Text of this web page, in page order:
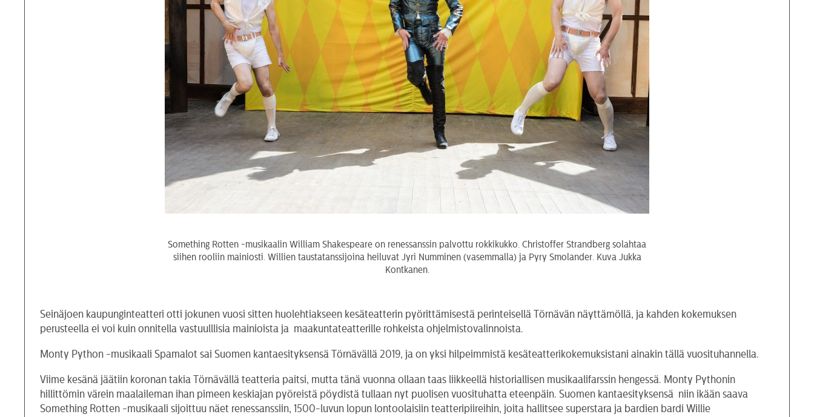
Something Rotten -musikaalin William Shakespeare on renessanssin palvottu rokkikukko. Christoffer Strandberg solahtaa
siihen rooliin mainiosti. Willien taustatanssijoina heiluvat Jyri Numminen (vasemmalla) ja Pyry Smolander. Kuva Jukka
Kontkanen.
Seinäjoen kaupunginteatteri otti jokunen vuosi sitten huolehtiakseen kesäteatterin pyörittämisestä perinteisellä Törnävän näyttämöllä, ja kahden kokemuksen
perusteella ei voi kuin onnitella vastuulllisia mainioista ja maakuntateatterille rohkeista ohjelmistovalinnoista.
Monty Python -musikaali Spamalot sai Suomen kantaesityksensä Törnävällä 2019, ja on yksi hilpeimmistä kesäteatterikokemuksistani ainakin tällä vuosituhannella.
Viime kesänä jäätiin koronan takia Törnävällä teatteria paitsi, mutta tänä vuonna ollaan taas liikkeellä historiallisen musikaalifarssin hengessä. Monty Pythonin
hillittömin värein maalaileman ihan pimeen keskiajan pyöreistä pöydistä tullaan nyt puolisen vuosituhatta eteenpäin. Suomen kantaesityksensä niin ikään saava
Something Rotten -musikaali sijoittuu näet renessanssiin, 1500-luvun lopun lontoolaisiin teatteripiireihin, joita hallitsee superstara ja bardien bardi Willie